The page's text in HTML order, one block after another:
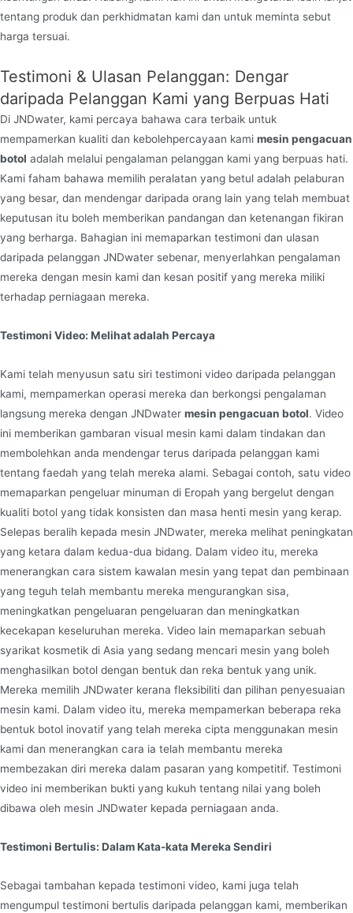
tentang produk dan perkhidmatan kami dan untuk meminta sebut
harga tersuai.
Testimoni & Ulasan Pelanggan: Dengar
daripada Pelanggan Kami yang Berpuas Hati
Di JNDwater, kami percaya bahawa cara terbaik untuk
mempamerkan kualiti dan kebolehpercayaan kami mesin pengacuan
botol adalah melalui pengalaman pelanggan kami yang berpuas hati.
Kami faham bahawa memilih peralatan yang betul adalah pelaburan
yang besar, dan mendengar daripada orang lain yang telah membuat
keputusan itu boleh memberikan pandangan dan ketenangan fikiran
yang berharga. Bahagian ini memaparkan testimoni dan ulasan
daripada pelanggan JNDwater sebenar, menyerlahkan pengalaman
mereka dengan mesin kami dan kesan positif yang mereka miliki
terhadap perniagaan mereka.
Testimoni Video: Melihat adalah Percaya
Kami telah menyusun satu siri testimoni video daripada pelanggan
kami, mempamerkan operasi mereka dan berkongsi pengalaman
langsung mereka dengan JNDwater mesin pengacuan botol. Video
ini memberikan gambaran visual mesin kami dalam tindakan dan
membolehkan anda mendengar terus daripada pelanggan kami
tentang faedah yang telah mereka alami. Sebagai contoh, satu video
memaparkan pengeluar minuman di Eropah yang bergelut dengan
kualiti botol yang tidak konsisten dan masa henti mesin yang kerap.
Selepas beralih kepada mesin JNDwater, mereka melihat peningkatan
yang ketara dalam kedua-dua bidang. Dalam video itu, mereka
menerangkan cara sistem kawalan mesin yang tepat dan pembinaan
yang teguh telah membantu mereka mengurangkan sisa,
meningkatkan pengeluaran pengeluaran dan meningkatkan
kecekapan keseluruhan mereka. Video lain memaparkan sebuah
syarikat kosmetik di Asia yang sedang mencari mesin yang boleh
menghasilkan botol dengan bentuk dan reka bentuk yang unik.
Mereka memilih JNDwater kerana fleksibiliti dan pilihan penyesuaian
mesin kami. Dalam video itu, mereka mempamerkan beberapa reka
bentuk botol inovatif yang telah mereka cipta menggunakan mesin
kami dan menerangkan cara ia telah membantu mereka
membezakan diri mereka dalam pasaran yang kompetitif. Testimoni
video ini memberikan bukti yang kukuh tentang nilai yang boleh
dibawa oleh mesin JNDwater kepada perniagaan anda.
Testimoni Bertulis: Dalam Kata-kata Mereka Sendiri
Sebagai tambahan kepada testimoni video, kami juga telah
mengumpul testimoni bertulis daripada pelanggan kami, memberikan